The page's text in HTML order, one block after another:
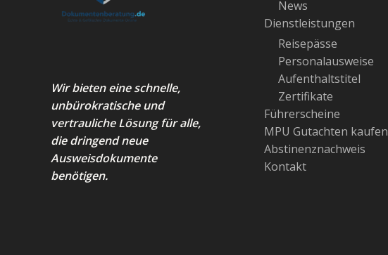
Wir bieten eine schnelle,
unbürokratische und
vertrauliche Lösung für alle,
die dringend neue
Ausweisdokumente
benötigen.
News
Dienstleistungen
Reisepässe
Personalausweise
Aufenthaltstitel
Zertifikate
Führerscheine
MPU Gutachten kaufen
Abstinenznachweis
Kontakt